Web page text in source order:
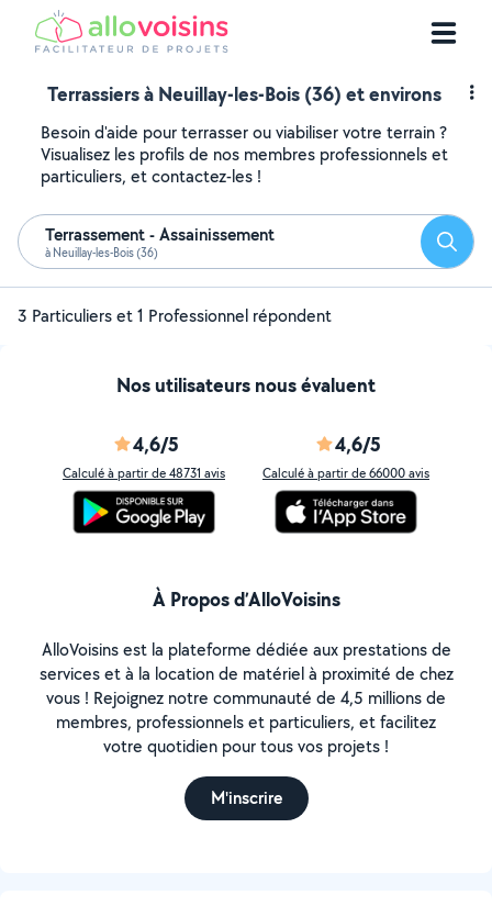
Terrassiers à Neuillay-les-Bois (36) et environs
Besoin d'aide pour terrasser ou viabiliser votre terrain ?
Visualisez les profils de nos membres professionnels et
particuliers, et contactez-les !
Terrassement - Assainissement
à Neuillay-les-Bois (36)
3 Particuliers et 1 Professionnel répondent
Nos utilisateurs nous évaluent
4,6/5
Calculé à partir de 48731 avis
4,6/5
Calculé à partir de 66000 avis
À Propos d’AlloVoisins
AlloVoisins est la plateforme dédiée aux prestations de
services et à la location de matériel à proximité de chez
vous ! Rejoignez notre communauté de 4,5 millions de
membres, professionnels et particuliers, et facilitez
votre quotidien pour tous vos projets !
M'inscrire